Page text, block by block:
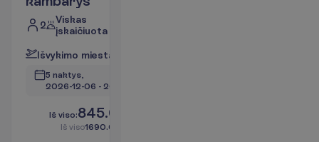
2
Viskas
įskaičiuota
Išvykimo miesta
5 naktys,
2026-12-06 - 2026-12-11
Iš viso:845.00
Iš viso1690.00